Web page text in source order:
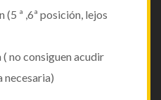
ª ,6ª posición, lejos
no consiguen acudir
necesaria)